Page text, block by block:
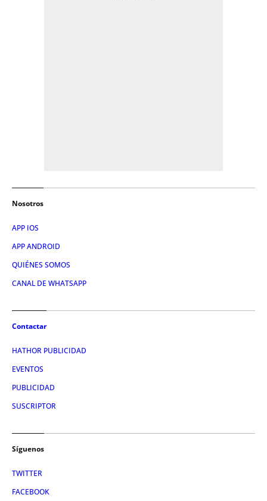
Nosotros
APP IOS
APP ANDROID
QUIÉNES SOMOS
CANAL DE WHATSAPP
Contactar
HATHOR PUBLICIDAD
EVENTOS
PUBLICIDAD
SUSCRIPTOR
Síguenos
TWITTER
FACEBOOK